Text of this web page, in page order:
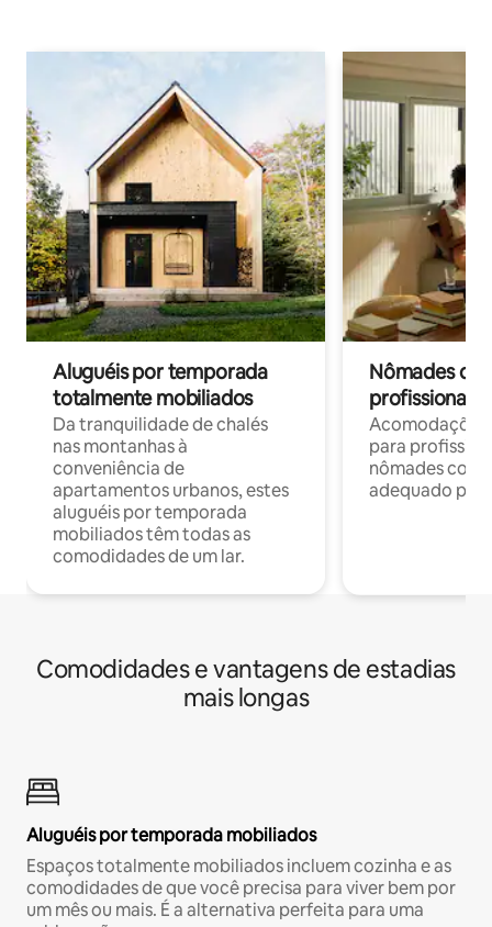
Aluguéis por temporada
totalmente mobiliados
Da tranquilidade de chalés
nas montanhas à
conveniência de
apartamentos urbanos, estes
aluguéis por temporada
mobiliados têm todas as
comodidades de um lar.
Nômades
profissionais
para
nômades com
adequado
Comodidades e vantagens de estadias
mais longas
Aluguéis por temporada mobiliados
Espaços totalmente mobiliados incluem cozinha e as
comodidades de que você precisa para viver bem por
um mês ou mais. É a alternativa perfeita para uma